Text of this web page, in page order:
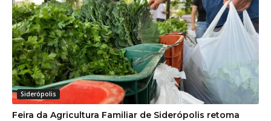
Siderópolis
Feira da Agricultura Familiar de Siderópolis retoma